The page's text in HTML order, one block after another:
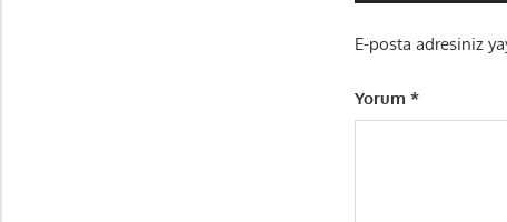
E-posta adresiniz
Yorum*